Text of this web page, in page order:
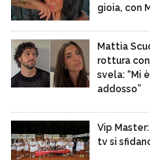
gioia, con
Mattia
rottura con
svela: “Mi
addosso”
Vip
tv si